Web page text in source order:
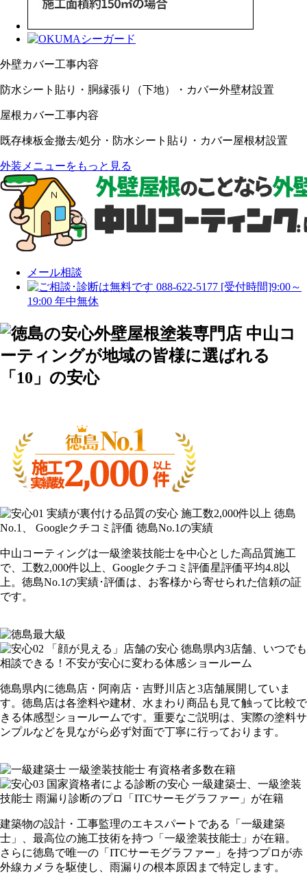
外壁カバー工事内容
防水シート貼り・胴縁張り（下地）・カバー外壁材設置
屋根カバー工事内容
既存棟板金撤去/処分・防水シート貼り・カバー屋根材設置
外装メニューをもっと見る
メール相談
088-622-5177 [受付時間]9:00～
19:00 年中無休
中山コーティングは一級塗装技能士を中心とした高品質施工
で、工数2,000件以上、Googleクチコミ評価星評価平均4.8以
上。徳島No.1の実績･評価は、お客様から寄せられた信頼の証
です。
徳島県内に徳島店・阿南店・吉野川店と3店舗展開していま
す。徳島店は各塗料や建材、水まわり商品も見て触って比較で
きる体感型ショールームです。重要なご説明は、実際の塗料サ
ンプルなどを見ながら必ず対面で丁寧に行っております。
建築物の設計・工事監理のエキスパートである「一級建築
士」、最高位の施工技術を持つ「一級塗装技能士」が在籍。
さらに徳島で唯一の「ITCサーモグラファー」を持つプロが赤
外線カメラを駆使し、雨漏りの根本原因まで特定します。